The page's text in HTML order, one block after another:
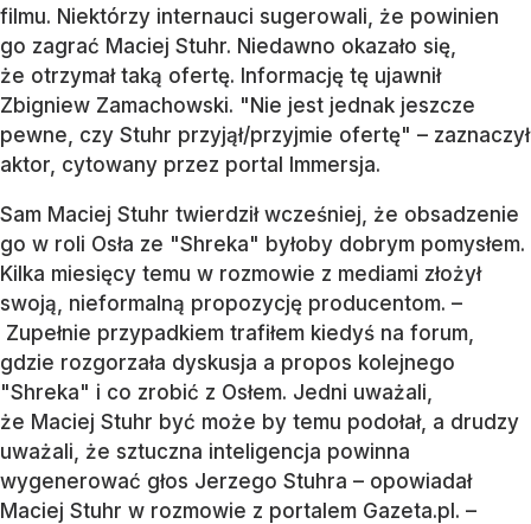
filmu. Niektórzy internauci sugerowali, że powinien
go zagrać Maciej Stuhr. Niedawno okazało się,
że otrzymał taką ofertę. Informację tę ujawnił
Zbigniew Zamachowski. "Nie jest jednak jeszcze
pewne, czy Stuhr przyjął/przyjmie ofertę" – zaznaczył
aktor, cytowany przez portal Immersja.
Sam Maciej Stuhr twierdził wcześniej, że obsadzenie
go w roli Osła ze "Shreka" byłoby dobrym pomysłem.
Kilka miesięcy temu w rozmowie z mediami złożył
swoją, nieformalną propozycję producentom. –
Zupełnie przypadkiem trafiłem kiedyś na forum,
gdzie rozgorzała dyskusja a propos kolejnego
"Shreka" i co zrobić z Osłem. Jedni uważali,
że Maciej Stuhr być może by temu podołał, a drudzy
uważali, że sztuczna inteligencja powinna
wygenerować głos Jerzego Stuhra – opowiadał
Maciej Stuhr w rozmowie z portalem Gazeta.pl. –